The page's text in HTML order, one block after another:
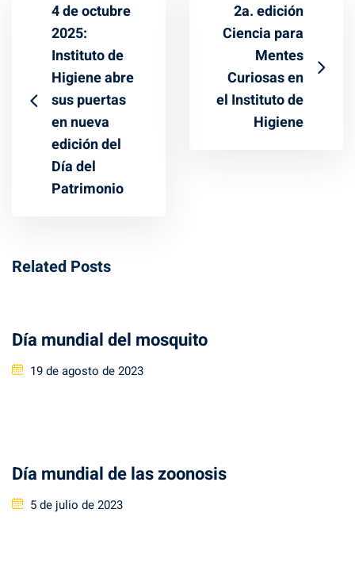
4 de octubre
2025:
Instituto de
Higiene abre
sus puertas
en nueva
edición del
Día del
Patrimonio
2a. edición
Ciencia para
Mentes
Curiosas en
el Instituto de
Higiene
Related Posts
Día mundial del mosquito
Posted
19 de agosto de 2023
Día mundial de las zoonosis
Posted
5 de julio de 2023